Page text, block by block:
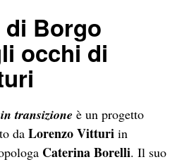
di Borgo
occhi di
transizione è un progetto
daLorenzo Vitturi in
Caterina Borelli. Il suo